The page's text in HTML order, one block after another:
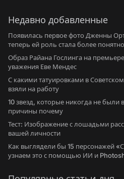
Недавно добавленные
Появилась первое фото Дженны
теперь ей роль стала более
Образ Райана Гослинга на
уважения Еве Мендес
С какими татуировками в
взяли на работу
10 звезд, которые никогда не были
причины почему
Тест: Изображение с лошадьми
вашей личности
Как выглядели бы 15 персонажей
узнаем это с помощью ИИ и